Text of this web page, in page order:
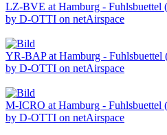
LZ-BVE at Hamburg - Fuhlsbuettel
by D-OTTI on netAirspace
YR-BAP at Hamburg - Fuhlsbuettel
by D-OTTI on netAirspace
M-ICRO at Hamburg - Fuhlsbuettel
by D-OTTI on netAirspace